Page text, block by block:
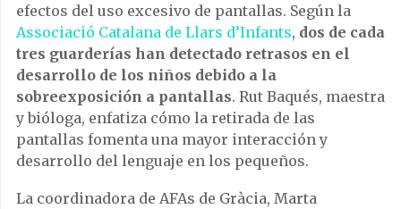
efectos del uso excesivo de pantallas. Según la
Associació Catalana de Llars d’Infants, dos de cada
tres guarderías han detectado retrasos en el
desarrollo de los niños debido a la
sobreexposición a pantallas. Rut Baqués, maestra
y bióloga, enfatiza cómo la retirada de las
pantallas fomenta una mayor interacción y
desarrollo del lenguaje en los pequeños.
La coordinadora de AFAs de Gràcia, Marta